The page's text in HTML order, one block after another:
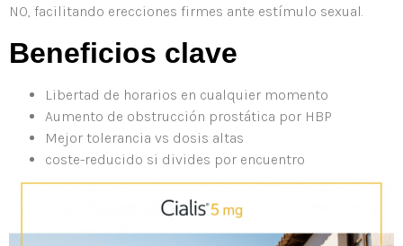
NO, facilitando erecciones firmes ante estímulo sexual.
Beneficios clave
Libertad de horarios en cualquier momento
Aumento de obstrucción prostática por HBP
Mejor tolerancia vs dosis altas
coste-reducido si divides por encuentro